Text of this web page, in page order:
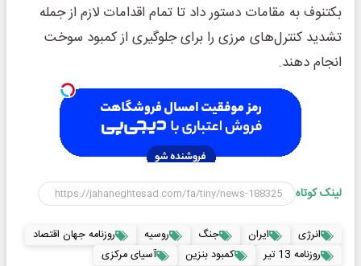
بکتنوف به مقامات دستور داد تا تمام اقدامات لازم از جمله
تشدید کنترل‌های مرزی را برای جلوگیری از کمبود سوخت
انجام دهند.
لینک کوتاه
انرژی ایران جنگ روسیه
روزنامه جهان اقتصاد
روزنامه 13 تیر
کمبود بنزین آسیای مرکزی